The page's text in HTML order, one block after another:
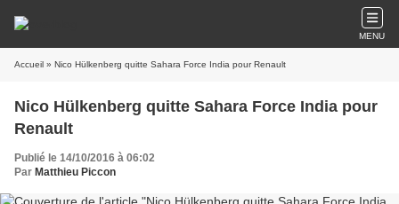
MENU
Accueil » Nico Hülkenberg quitte Sahara Force India pour Renault
Nico Hülkenberg quitte Sahara Force India pour
Renault
Publié le 14/10/2016 à 06:02
Par Matthieu Piccon